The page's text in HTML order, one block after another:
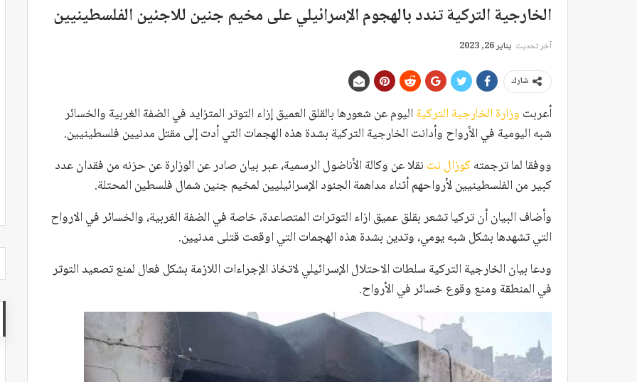
الخارجية التركية تندد بالهجوم الإسرائيلي على مخيم جنين للاجئين الفلسطينيين
آخر تحديث يناير 26, 2023
شارك
أعربت وزارة الخارجية التركيةاليوم عن شعورها بالقلق العميق إزاء التوتر المتزايد في الضفة الغربية والخسائر
شبه اليومية في الأرواح وأدانت الخارجية التركية بشدة هذه الهجمات التي أدت إلى مقتل مدنيين فلسطينيين.
ووفقا لما ترجمتهكوزال نت نقلا عن وكالة الأناضول الرسمية، عبر بيان صادر عن الوزارة عن حزنه من فقدان عدد
كبير من الفلسطينيين لأرواحهم أثناء مداهمة الجنود الإسرائيليين لمخيم جنين شمال فلسطين المحتلة.
وأضاف البيان أن تركيا تشعر بقلق عميق ازاء التوترات المتصاعدة، خاصة في الضفة الغربية، والخسائر في الارواح
التي تشهدها بشكل شبه يومي، وتدين بشدة هذه الهجمات التي اوقعت قتلى مدنيين.
ودعا بيان الخارجية التركية سلطات الاحتلال الإسرائيلي لاتخاذ الإجراءات اللازمة بشكل فعال لمنع تصعيد التوتر
في المنطقة ومنع وقوع خسائر في الأرواح.